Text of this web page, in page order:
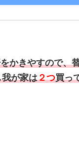
かきやすので、
が家は２つ買っ